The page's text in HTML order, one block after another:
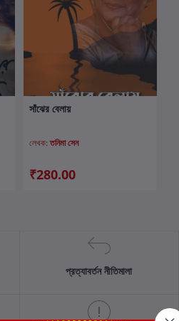
কার্টে যোগ করুন
সাঁঝের বেলায়
লেখক:তনিমা সেন
₹280.00
প্রত্যাবর্তন নীতিমালা